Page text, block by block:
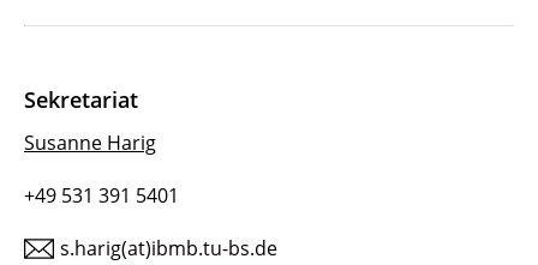
Sekretariat
Susanne Harig
+49 531 391 5401
s.harig(at)ibmb.tu-bs.de